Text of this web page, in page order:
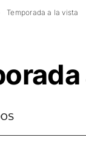
Temporada a la vista